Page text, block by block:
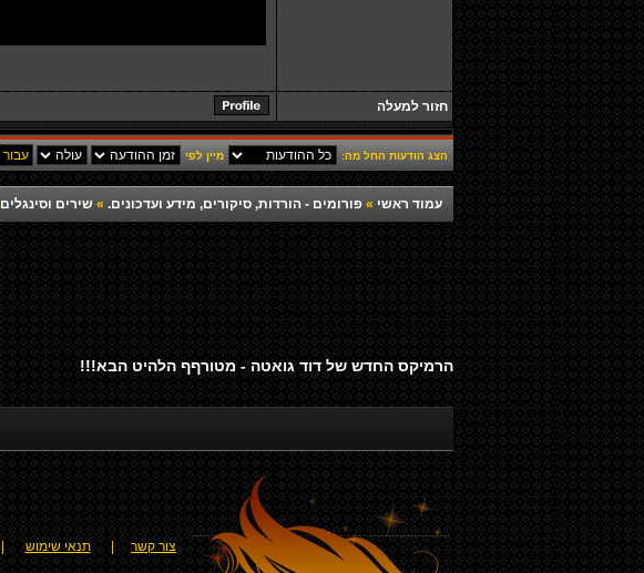
חזור למעלה
הצג הודעות החל מה: מיין לפי
עמוד ראשי » פורומים - הורדות, סיקורים, מידע ועדכונים. » שירים וסינגלים
הרמיקס החדש של דוד גואטה - מטורףף הלהיט הבא!!!
צור קשר תנאי שימוש